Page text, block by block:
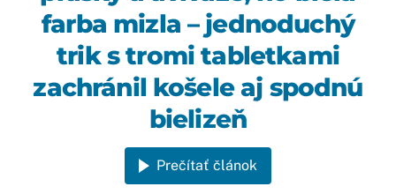
farba mizla – jednoduchý
trik s tromi tabletkami
zachránil košele aj spodnú
bielizeň
Prečítať článok